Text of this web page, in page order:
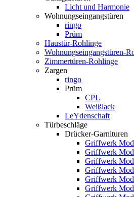
Licht und Harmonie
Wohnungseingangstüren
ringo
Prüm
Haustür-Rohlinge
Wohnungseingangstüren-
Zimmertüren-Rohlinge
Zargen
ringo
Prüm
CPL
Weißlack
LeYdenschaft
Türbeschläge
Drücker-Garnituren
Griffwerk
Griffwerk
Griffwerk
Griffwerk
Griffwerk
Griffwerk